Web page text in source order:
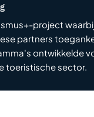
project
partners
ontwikkelde
toeristische sector.